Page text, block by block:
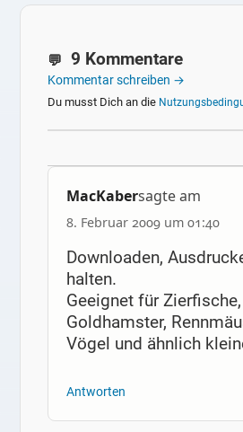
9 Kommentare
Kommentar schreiben →
Du musst Dich an die
MacKabersagte am
8. Februar 2009 um 01:40
Downloaden,
halten.
Geeignet für Zierfische,
Goldhamster,
Vögel und ähnlich
Antworten